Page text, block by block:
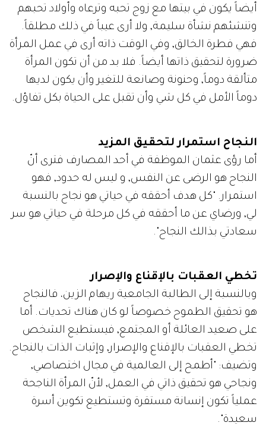
أيضاً يكون في بيتها مع زوج تحبه وترعاه وأولاد تحبهم
وتنشئهم نشأة سليمة, ولا أرى عيباً في ذلك مطلقاً.
فهي فطرة الخالق, وفي الوقت ذاته أرى في عمل المرأة
ضرورة لتحقيق ذاتها أيضاً. فلا بد من أن تكون المرأة
متألقة دوماً, وحنونة وصانعة للتغير وأن يكون لديها
دوماً الأمل في كل شي وأن تقبل على الحياة بكل تفاؤل.
النجاح استمرار لتحقيق المزيد
أما رؤى عثمان الموظفة في أحد المصارف فترى أنّ
النجاح هو الرضى عن النفس, و ليس له حدود, فهو
استمرار. "كل هدف أحققه في حياتي هو نجاح بالنسبة
لي, ورضاي عن ما أحققه في كل مرحلة في حياتي هو سر
سعادتي بذالك النجاح".
تخطي العقبات بالإقناع والإصرار
وبالنسبة إلى الطالبة الجامعية ريهام الزين، فالنجاح
هو تحقيق الطموح خصوصاً لو كان هناك تحديات. أما
على صعيد العائلة أو المجتمع, فيستطيع الشخص
تخطي العقبات بالإقناع والإصرار, وإثبات الذات بالنجاح.
وتضيف: "أطمح إلى العالمية في مجال اختصاصي,
ونجاحي هو تحقيق ذاتي في العمل, لأنّ المرأة الناجحة
عملياً تكون إنسانة مستقرة وتستطيع تكوين أسرة
سعيدة".